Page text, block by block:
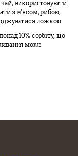
використовувати
з м'ясом, рибою,
ложкою.
10% сорбіту, що
може